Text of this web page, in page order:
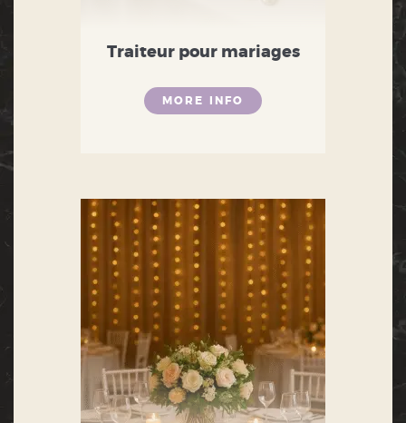
Traiteur pour mariages
MORE INFO